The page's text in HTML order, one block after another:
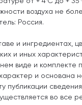
воздуха не
Россия.
и ингредиентах,
и иных
виде и комплекте
и основана
публикации
во все